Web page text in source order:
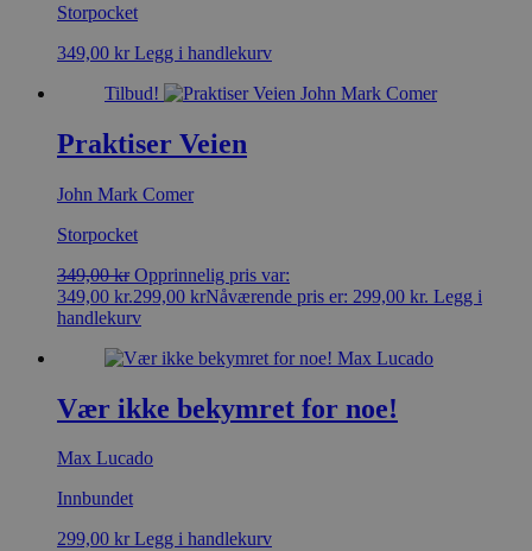
Storpocket
349,00 kr Legg i handlekurv
Tilbud!
Praktiser Veien
John Mark Comer
Storpocket
349,00kr Opprinnelig pris var:
349,00 kr.299,00 krNåværende pris er: 299,00 kr. Legg i
handlekurv
Vær ikke bekymret for noe!
Max Lucado
Innbundet
299,00 kr Legg i handlekurv